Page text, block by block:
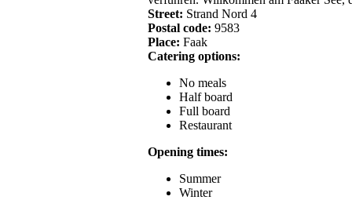
Street: Strand Nord 4
Postal code: 9583
Place: Faak
Catering options:
No meals
Half board
Full board
Restaurant
Opening times:
Summer
Winter